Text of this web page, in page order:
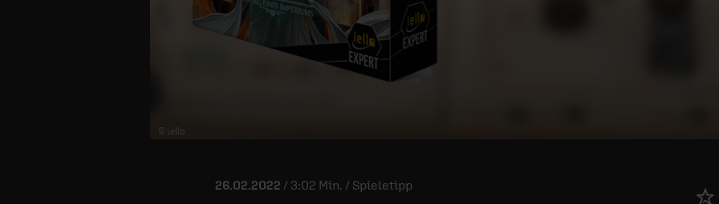
© iello
26.02.2022 / 3:02 Min. / Spieletipp